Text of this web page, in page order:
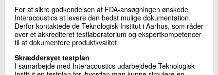
For at sikre godkendelsen af FDA-ansøgningen ønskede
Interacoustics at levere den bedst mulige dokumentation.
Derfor kontaktede de Teknologisk Institut i Aarhus, som råder
over et akkrediteret testlaboratorium og ekspertkompetencer
til at dokumentere produktkvalitet.
Skræddersyet testplan
I samarbejde med Interacoustics udarbejdede Teknologisk